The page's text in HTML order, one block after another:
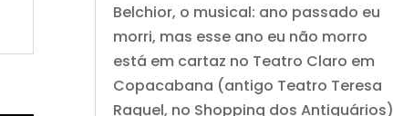
Belchior, o musical: ano passado eu
morri, mas esse ano eu não morro
está em cartaz no Teatro Claro em
Copacabana (antigo Teatro Teresa
Raquel, no Shopping dos Antiquários)